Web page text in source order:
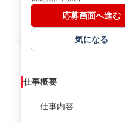
応募画面へ進む
気になる
仕事概要
仕事内容